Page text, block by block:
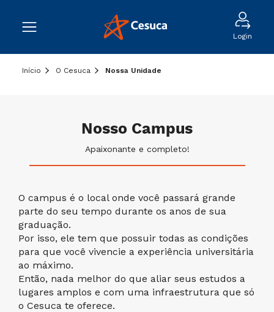
Login
Início O Cesuca Nossa Unidade
Nosso Campus
Apaixonante e completo!
O campus é o local onde você passará grande
parte do seu tempo durante os anos de sua
graduação.
Por isso, ele tem que possuir todas as condições
para que você vivencie a experiência universitária
ao máximo.
Então, nada melhor do que aliar seus estudos a
lugares amplos e com uma infraestrutura que só
o Cesuca te oferece.